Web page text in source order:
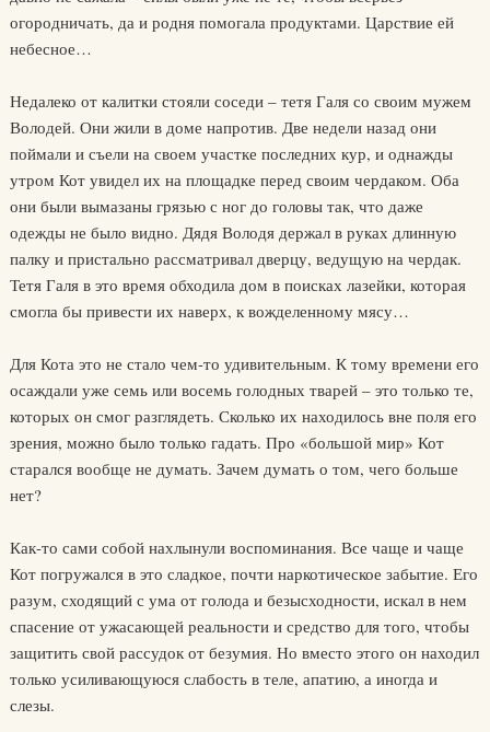
огородничать, да и родня помогала продуктами. Царствие ей
небесное…
Недалеко от калитки стояли соседи – тетя Галя со своим мужем
Володей. Они жили в доме напротив. Две недели назад они
поймали и съели на своем участке последних кур, и однажды
утром Кот увидел их на площадке перед своим чердаком. Оба
они были вымазаны грязью с ног до головы так, что даже
одежды не было видно. Дядя Володя держал в руках длинную
палку и пристально рассматривал дверцу, ведущую на чердак.
Тетя Галя в это время обходила дом в поисках лазейки, которая
смогла бы привести их наверх, к вожделенному мясу…
Для Кота это не стало чем-то удивительным. К тому времени его
осаждали уже семь или восемь голодных тварей – это только те,
которых он смог разглядеть. Сколько их находилось вне поля его
зрения, можно было только гадать. Про «большой мир» Кот
старался вообще не думать. Зачем думать о том, чего больше
нет?
Как-то сами собой нахлынули воспоминания. Все чаще и чаще
Кот погружался в это сладкое, почти наркотическое забытие. Его
разум, сходящий с ума от голода и безысходности, искал в нем
спасение от ужасающей реальности и средство для того, чтобы
защитить свой рассудок от безумия. Но вместо этого он находил
только усиливающуюся слабость в теле, апатию, а иногда и
слезы.